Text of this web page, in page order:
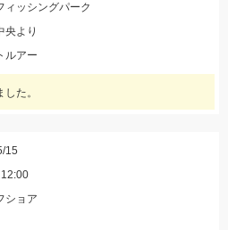
ィッシングパーク
より
ルアー
た。
15
ショア